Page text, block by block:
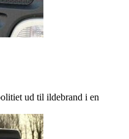
ud til ildebrand i en